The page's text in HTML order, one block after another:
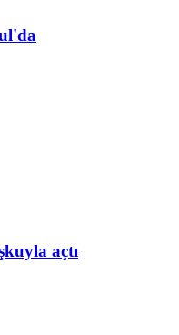
açtı